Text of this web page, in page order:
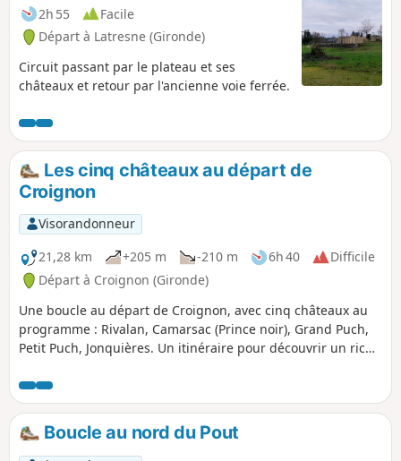
2h 55
Facile
Départ à Latresne (Gironde)
Circuit passant par le plateau et ses
châteaux et retour par l'ancienne voie ferrée.
Les cinq châteaux au départ de
Croignon
Visorandonneur
21,28 km
+205 m -210 m 6h 40
Difficile
Départ à Croignon (Gironde)
Une boucle au départ de Croignon, avec cinq châteaux au
programme : Rivalan, Camarsac (Prince noir), Grand Puch,
Petit Puch, Jonquières. Un itinéraire pour découvrir un riche
entre petites routes et chemins en sous-bois et vignobles.
Boucle au nord du Pout